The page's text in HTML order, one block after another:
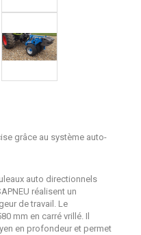
grâce au système auto-
auto directionnels
réalisent un
de travail. Le
mm en carré vrillé. Il
en profondeur et permet